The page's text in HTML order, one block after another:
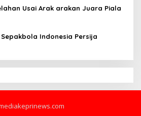
Usai Arak arakan Juara Piala
Indonesia Persija